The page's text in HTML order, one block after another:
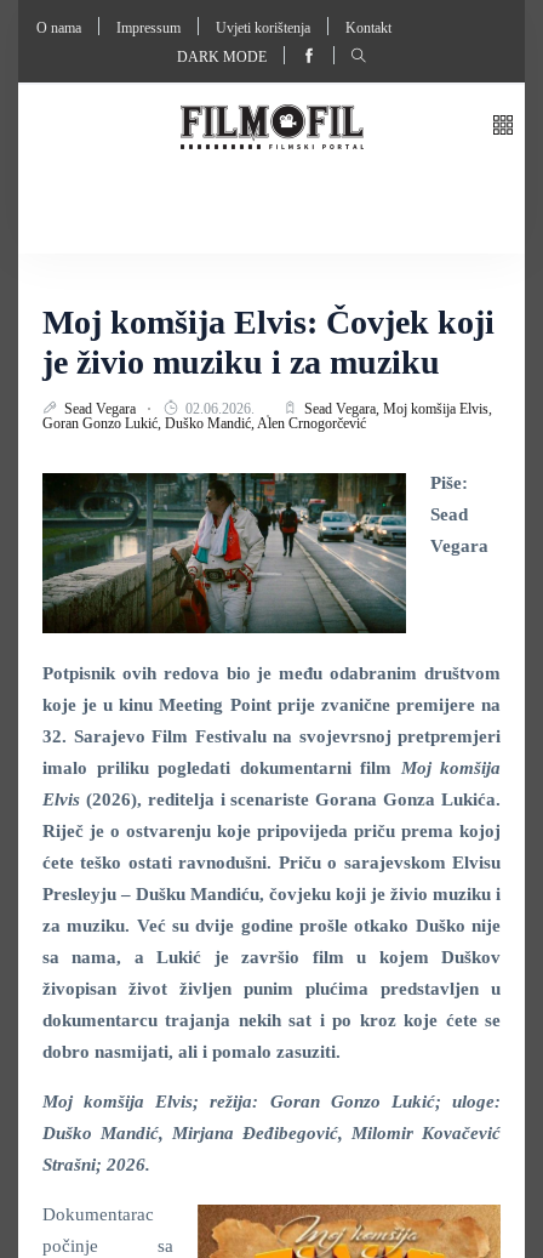
O nama Impressum Uvjeti korištenja
Kontakt
DARK MODE
Moj komšija Elvis: Čovjek koji
je živio muziku i za muziku
Sead Vegara 02.06.2026. Sead Vegara, Moj komšija Elvis,
Goran Gonzo Lukić, Duško Mandić,Alen Crnogorčević
Piše:
Sead
Vegara
Potpisnik ovih redova bio je među odabranim društvom
koje je u kinu Meeting Point prije zvanične premijere na
32. Sarajevo Film Festivalu na svojevrsnoj pretpremjeri
imalo priliku pogledati dokumentarni film Moj komšija
Elvis (2026), reditelja i scenariste Gorana Gonza Lukića.
Riječ je o ostvarenju koje pripovijeda priču prema kojoj
ćete teško ostati ravnodušni. Priču o sarajevskom Elvisu
Presleyju – Dušku Mandiću, čovjeku koji je živio muziku i
za muziku. Već su dvije godine prošle otkako Duško nije
sa nama, a Lukić je završio film u kojem Duškov
živopisan život življen punim plućima predstavljen u
dokumentarcu trajanja nekih sat i po kroz koje ćete se
dobro nasmijati, ali i pomalo zasuziti.
Moj komšija Elvis; režija: Goran Gonzo Lukić; uloge:
Duško Mandić, Mirjana Đeđibegović, Milomir Kovačević
Strašni; 2026.
Dokumentarac
počinje sa